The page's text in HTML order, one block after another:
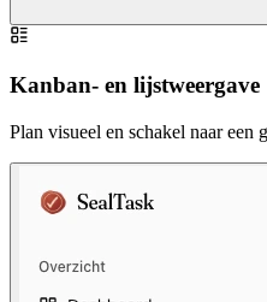
Kanban- en lijstweergave
Plan visueel en schakel naar een